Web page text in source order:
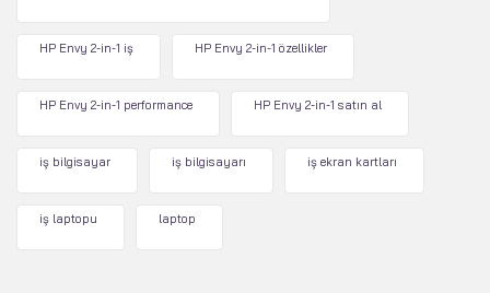
HP Envy 2-in-1 iş HP Envy 2-in-1 özellikler
HP Envy 2-in-1 performance HP Envy 2-in-1 satın al
iş bilgisayar iş bilgisayarı iş ekran kartları
iş laptopu laptop